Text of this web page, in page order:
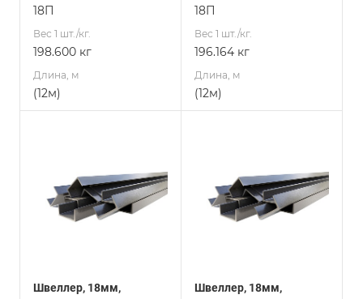
18П
Вес 1 шт./кг.
198.600 кг
Длина, м
(12м)
18П
Вес 1 шт./кг.
196.164 кг
Длина, м
(12м)
Швеллер, 18мм,
Швеллер, 18мм,